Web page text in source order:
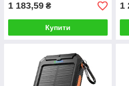
1 183,59 ₴
Купити
1